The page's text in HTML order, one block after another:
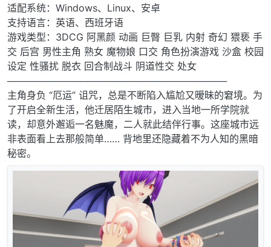
适配系统：Windows、Linux、安卓
支持语言：英语、西班牙语
游戏类型：3DCG 阿黑颜 动画 巨臀 巨乳 内射 奇幻 猥亵 手
交 后宫 男性主角 熟女 魔物娘 口交 角色扮演游戏 沙盒 校园
设定 性骚扰 脱衣 回合制战斗 阴道性交 处女
─────────────────────────────────
主角身负 “厄运” 诅咒，总是不断陷入尴尬又暧昧的窘境。为
了开启全新生活，他迁居陌生城市，进入当地一所学院就
读，却意外邂逅一名魅魔，二人就此结伴行事。这座城市远
非表面看上去那般简单…… 背地里还隐藏着不为人知的黑暗
秘密。